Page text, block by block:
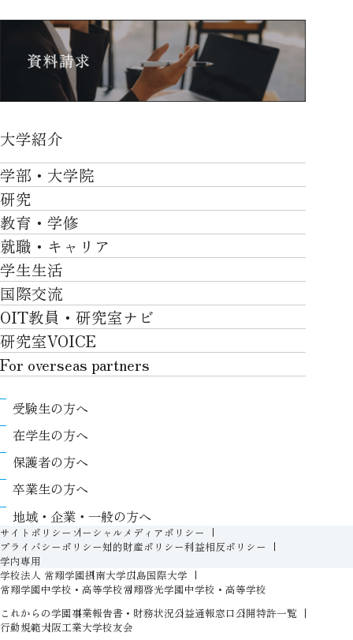
大学紹介
大学紹介TOP
OVER THE LIMIT
大学について
施設一覧
社会・地域・高大連携
川上村での取り組み
アクセス
ポリシー/コンプライアンス
卒業生VOICE
学部・大学院
学部・大学院TOP
工学部
ロボティクス＆デザイン工学部
情報科学部
知的財産学部
工学研究科
ロボティクス＆デザイン工学研究科
知的財産専門職大学院
研究
研究TOP
研究について
産官学連携
教育・学修
教育・学修TOP
卒業時質保証を担う独自の教育システム
自律学修
学習支援
リカレント教育プログラム
高大接続
教職課程
教育センター
履修、授業、試験について
シラバス
FD活動
教務事項に関するQ&A
入学準備プログラム
新入生特設ページ
オープン教育リソース（OIT OER）
就職・キャリア
就職・キャリアTOP
就職サポート
キャリア形成
インターンシップ
学生生活
学生生活TOP
キャンパスライフ
課外活動
学費
奨学金
生活支援
情報センター
証明書発行について（在学生向け）
保健室
学生生活に関する相談窓口
学生相談室
障がいのある学生への支援（合理的配慮）
人権侵害防止への取り組み
国際交流
国際交流TOP
グローバルな人材育成
国際交流プログラムについて
国際交流プログラムのサポート体制等
キャンパス内での国際交流
国際交流センター
協定校
For foreigners
OIT教員・研究室ナビ
研究室VOICE
For overseas partners
About
Research
International (Exchange students / Overseas
partners)
Contact
受験生の方へ
在学生の方へ
保護者の方へ
卒業生の方へ
地域・企業・一般の方へ
サイトポリシー ソーシャルメディアポリシー
プライバシーポリシー知的財産ポリシー利益相反ポリシー
学内専用
学校法人 常翔学園摂南大学広島国際大学
常翔学園中学校・高等学校常翔啓光学園中学校・高等学校
これからの学園事業報告書・財務状況公益通報窓口公開特許一覧
行動規範大阪工業大学校友会